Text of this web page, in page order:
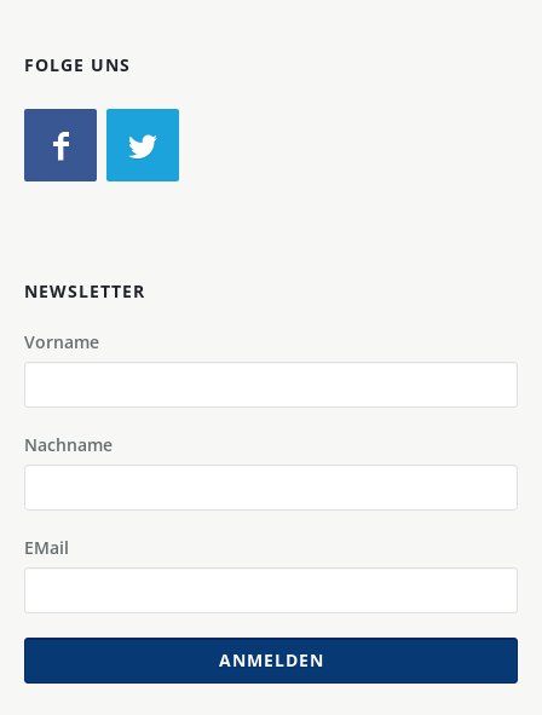
FOLGE UNS
NEWSLETTER
Vorname
Nachname
EMail
ANMELDEN